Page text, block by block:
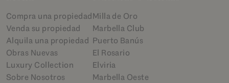
Compra una propiedad
Venda su propiedad
Alquila una propiedad
Obras Nuevas
Luxury Collection
Sobre Nosotros
Milla de Oro
Marbella Club
Puerto Banús
El Rosario
Elviria
Marbella Oeste